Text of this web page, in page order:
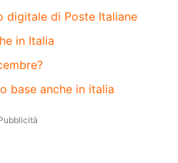
digitale di Poste Italiane
in Italia
base anche in italia